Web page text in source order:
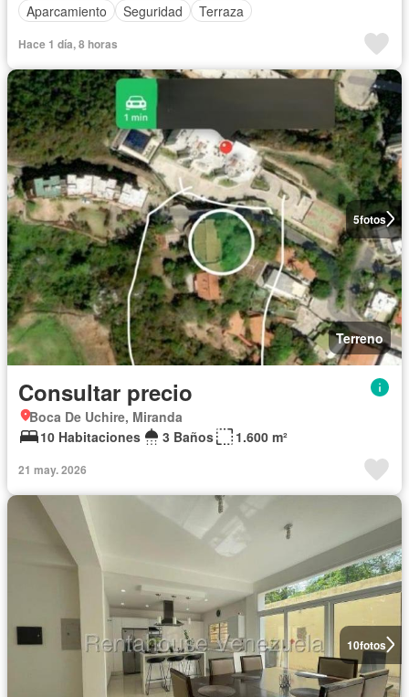
Aparcamiento
Seguridad Terraza
Hace 1 día, 8 horas
5fotos
Terreno
Consultar precio
Boca De Uchire, Miranda
10 Habitaciones
3 Baños 1.600 m²
21 may. 2026
10fotos